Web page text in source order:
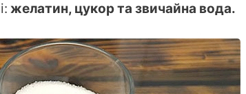
желатин, цукор та звичайна вода.